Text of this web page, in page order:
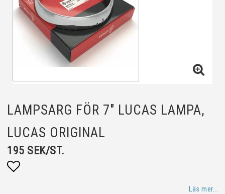
LAMPSARG FÖR 7" LUCAS LAMPA,
LUCAS ORIGINAL
195 SEK/ST.
Läs mer...